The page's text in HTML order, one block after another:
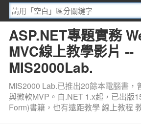
ASP.NET專題實務
MVC線上教學影片 --
MIS2000Lab.
MIS2000 Lab.已推出20餘本電腦書，
與微軟MVP。自.NET 1.x起，已出版
Form)書籍，也有遠距教學 線上教程